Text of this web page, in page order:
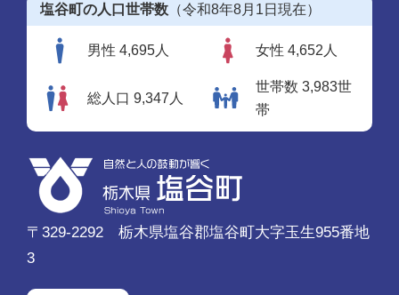
塩谷町の人口世帯数 （令和8年8月1日現在）
男性 4,695人 女性 4,652人
総人口 9,347人
世帯数 3,983世
帯
〒329-2292 栃木県塩谷郡塩谷町大字玉生955番地
3